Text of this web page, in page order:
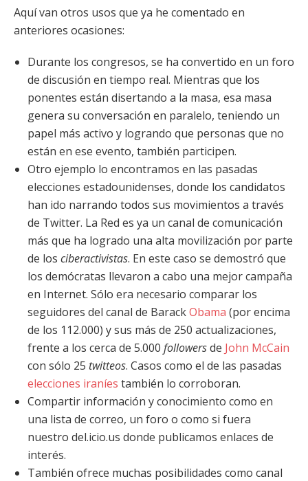
Aquí van otros usos que ya he comentado en
anteriores ocasiones:
Durante los congresos, se ha convertido en un foro
de discusión en tiempo real. Mientras que los
ponentes están disertando a la masa, esa masa
genera su conversación en paralelo, teniendo un
papel más activo y logrando que personas que no
están en ese evento, también participen.
Otro ejemplo lo encontramos en las pasadas
elecciones estadounidenses, donde los candidatos
han ido narrando todos sus movimientos a través
de Twitter. La Red es ya un canal de comunicación
más que ha logrado una alta movilización por parte
de los ciberactivistas. En este caso se demostró que
los demócratas llevaron a cabo una mejor campaña
en Internet. Sólo era necesario comparar los
seguidores del canal de BarackObama (por encima
de los 112.000) y sus más de 250 actualizaciones,
frente a los cerca de 5.000 followersde John McCain
con sólo 25 twitteos. Casos como el de las pasadas
elecciones iraníes también lo corroboran.
Compartir información y conocimiento como en
una lista de correo, un foro o como si fuera
nuestro del.icio.us donde publicamos enlaces de
interés.
También ofrece muchas posibilidades como canal